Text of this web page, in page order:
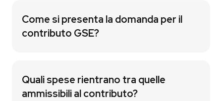
Come si presenta la domanda per il
contributo GSE?
Quali spese rientrano tra quelle
ammissibili al contributo?